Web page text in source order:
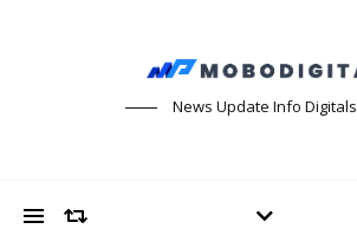
News Update Info Digitals